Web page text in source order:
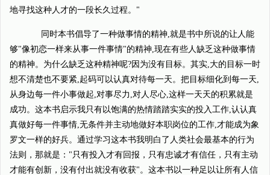
地寻找这种人才的一段长久过程。"
同时本书倡导了一种做事情的精神,就是书中所说的让人能
够"像初恋一样来从事一件事情"的精神,现在有些人缺乏这种做事情
的精神。为什么缺乏这种精神呢?因为没有目标。其实,大的目标一时
想不清楚也不要紧,起码可以认真对待每一天。把目标细化到每一天,
从身边每一件小事做起,对事尽力,对人尽心,这样一天天的积累就是
成功。这本书启示我只有以饱满的热情踏踏实实的投入工作,认认真
真做好每一件事情,无条件并主动地做好本职岗位的工作,才能成为象
罗文一样的好兵。通过学习这本书我明白了人类社会最基本的行为
法则，那就是："只有投入才有回报，只有忠诚才有信任，只有主动
才能有创新，没有付出就没有收获"。这本书以一种足以让所有人信